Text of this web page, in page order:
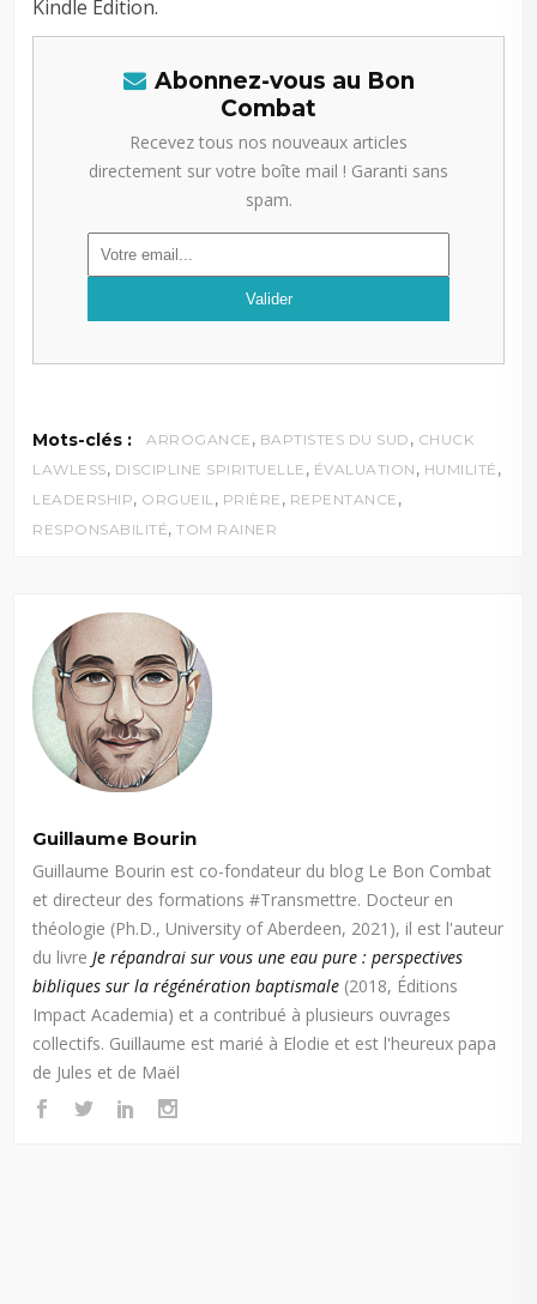
Kindle Edition.
Abonnez-vous au Bon
Combat
Recevez tous nos nouveaux articles
directement sur votre boîte mail ! Garanti sans
spam.
Mots-clés : ARROGANCE , BAPTISTES DU SUD , CHUCK
LAWLESS, DISCIPLINE SPIRITUELLE , ÉVALUATION , HUMILITÉ ,
LEADERSHIP, ORGUEIL, PRIÈRE , REPENTANCE ,
RESPONSABILITÉ,TOM RAINER
Guillaume Bourin
Guillaume Bourin est co-fondateur du blog Le Bon Combat
et directeur des formations #Transmettre. Docteur en
théologie (Ph.D., University of Aberdeen, 2021), il est l'auteur
du livreJe répandrai sur vous une eau pure : perspectives
bibliques sur la régénération baptismale (2018, Éditions
Impact Academia) et a contribué à plusieurs ouvrages
collectifs. Guillaume est marié à Elodie et est l'heureux papa
de Jules et de Maël